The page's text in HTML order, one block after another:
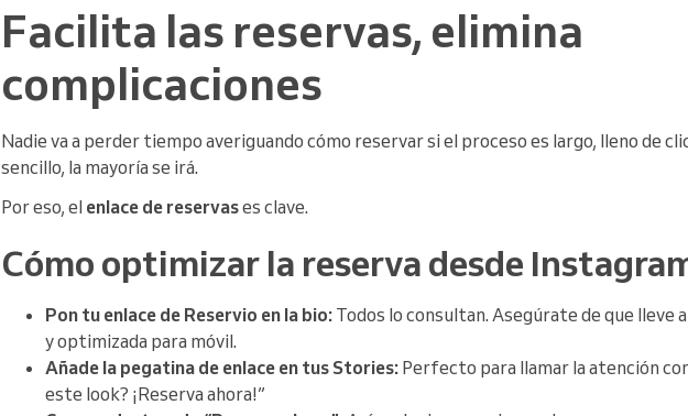
Facilita las reservas, elimina
complicaciones
Nadie va a perder tiempo averiguando cómo reservar si el proceso es largo, lleno de
sencillo, la mayoría se irá.
Por eso, el enlace de reservases clave.
Cómo optimizar la reserva desde
Pon tu enlace de Reservio en la bio: Todos lo consultan. Asegúrate de que lleve
y optimizada para móvil.
Añade la pegatina de enlace en tus Stories: Perfecto para llamar la atención
este look? ¡Reserva ahora!”